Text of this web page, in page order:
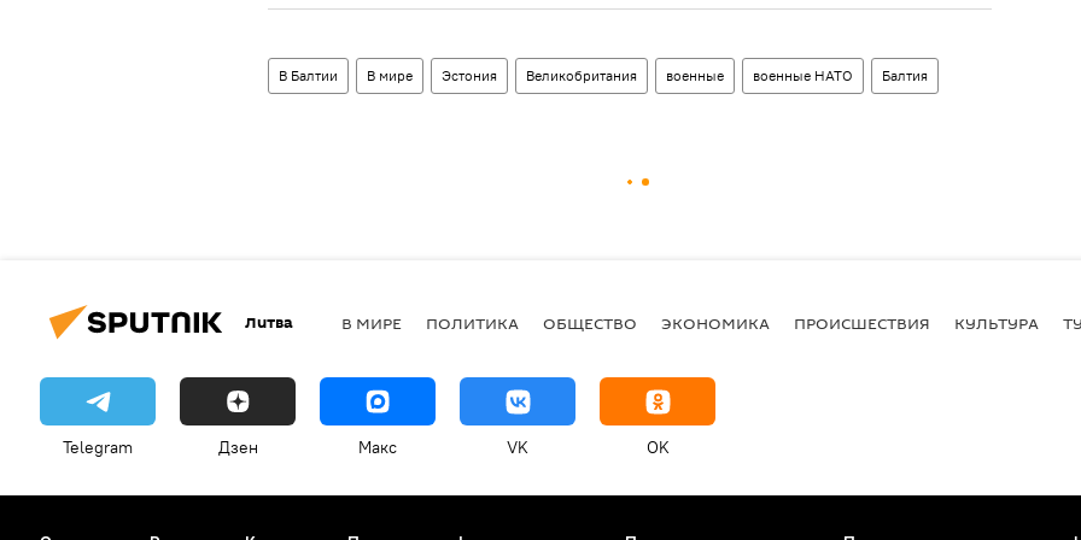
В Балтии В мире Эстония Великобритания военные военные НАТО Балтия
Литва В МИРЕ ПОЛИТИКА ОБЩЕСТВО ЭКОНОМИКА ПРОИСШЕСТВИЯ КУЛЬТУРА
Telegram Дзен Макс VK OK